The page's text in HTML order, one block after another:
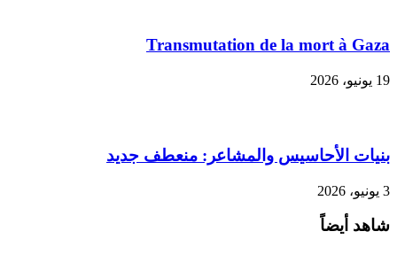
Transmutation de la mort à Gaza
19 يونيو، 2026
بنيات الأحاسيس والمشاعر: منعطف جديد
3 يونيو، 2026
شاهد أيضاً